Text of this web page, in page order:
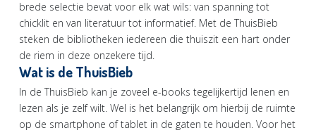
brede selectie bevat voor elk wat wils: van spanning tot
chicklit en van literatuur tot informatief. Met de ThuisBieb
steken de bibliotheken iedereen die thuiszit een hart onder
de riem in deze onzekere tijd.
Wat is de ThuisBieb
In de ThuisBieb kan je zoveel e-books tegelijkertijd lenen en
lezen als je zelf wilt. Wel is het belangrijk om hierbij de ruimte
op de smartphone of tablet in de gaten te houden. Voor het